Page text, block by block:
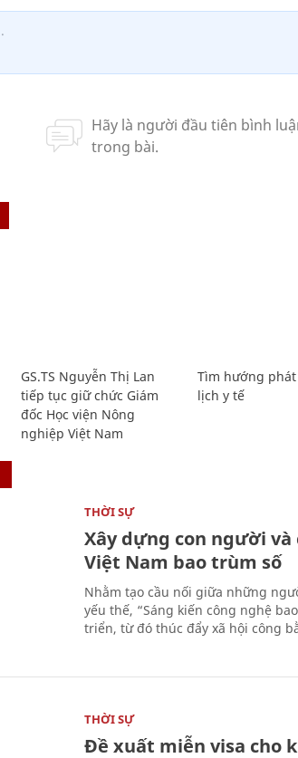
GS.TS Nguyễn Thị Lan
tiếp tục giữ chức Giám
đốc Học viện Nông
nghiệp Việt Nam
Tìm hướng
lịch y tế
THỜI SỰ
Xây dựng con người
Việt Nam bao trùm số
Nhằm tạo cầu nối giữa những
yếu thế, “Sáng kiến công nghệ
triển, từ đó thúc đẩy xã hội công
THỜI SỰ
Đề xuất miễn visa cho